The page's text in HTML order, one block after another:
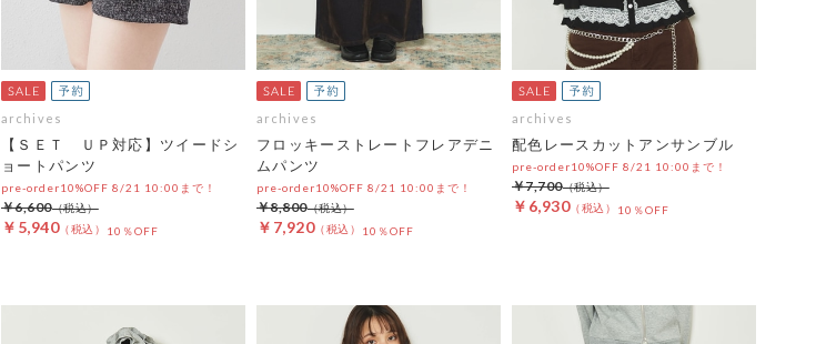
archives
【ＳＥＴ ＵＰ対応】ツイードシ
ョートパンツ
pre-order10%OFF 8/21 10:00まで！
￥5,940 10％OFF
￥6,600
archives
フロッキーストレートフレアデニ
ムパンツ
pre-order10%OFF 8/21 10:00まで！
￥7,920 10％OFF
￥8,800
archives
配色レースカットアンサンブル
pre-order10%OFF 8/21 10:00まで！
￥6,930 10％OFF
￥7,700